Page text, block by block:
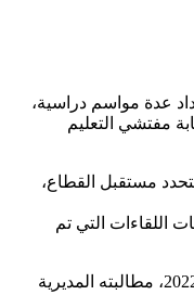
عدة مواسم دراسية،
مفتشي التعليم
مستقبل القطاع،
اللقاءات التي تم
وزاد ذات المصدر، على الصعيد الإقليمي، دعوته كافة المفتشات والمفتشين إلى المشاركة بكثافة في الوقفة الاحتجاجية الوطنية أمام مقر وزارة التربية الوطنية، يوم الأربعاء 27 يوليوز 2022، مطالبته المديرية